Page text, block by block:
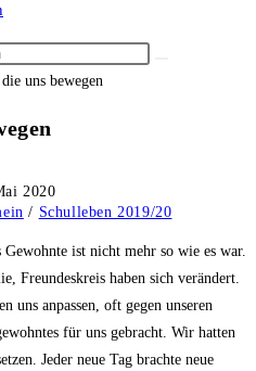
2020
/ Schulleben 2019/20
ist nicht mehr so wie es war.
Freundeskreis haben sich verändert.
uns anpassen, oft gegen unseren
für uns gebracht. Wir hatten
Jeder neue Tag brachte neue